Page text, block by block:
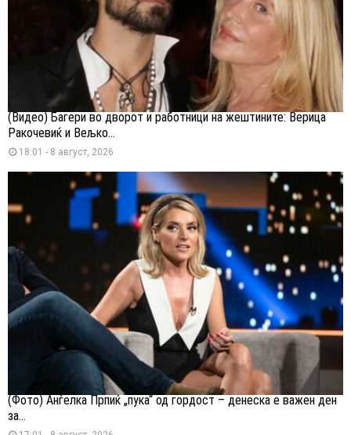
(Видео) Багери во дворот и работници на жештините: Верица
Ракочевиќ и Вељко...
18:01 - 8 август, 2026
(Фото) Анѓелка Прпиќ „пука“ од гордост – денеска е важен ден
за...